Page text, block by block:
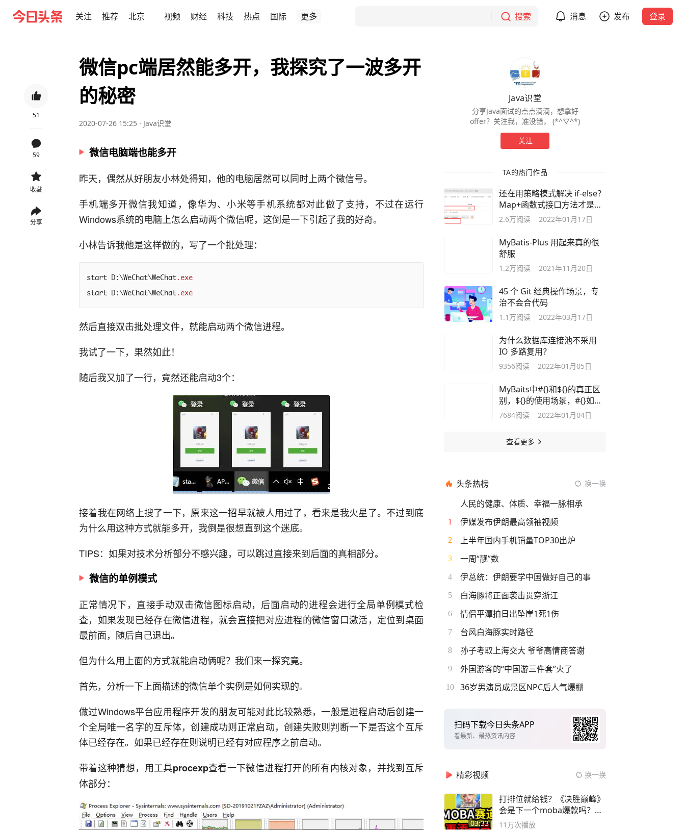
关注 推荐 北京 视频 财经 科技 热点 国际 更多 搜索 消息 发布 登录
51
59
收藏
分享
微信pc端居然能多开，我探究了一波多开
的秘密
2020-07-26 15:25 · Java识堂
微信电脑端也能多开
昨天，偶然从好朋友小林处得知，他的电脑居然可以同时上两个微信号。
手机端多开微信我知道，像华为、小米等手机系统都对此做了支持，不过在运行
Windows系统的电脑上怎么启动两个微信呢，这倒是一下引起了我的好奇。
小林告诉我他是这样做的，写了一个批处理：
start D:\WeChat\WeChat.exe
start D:\WeChat\WeChat.exe
然后直接双击批处理文件，就能启动两个微信进程。
我试了一下，果然如此！
随后我又加了一行，竟然还能启动3个：
接着我在网络上搜了一下，原来这一招早就被人用过了，看来是我火星了。不过到底
为什么用这种方式就能多开，我倒是很想直到这个迷底。
TIPS：如果对技术分析部分不感兴趣，可以跳过直接来到后面的真相部分。
微信的单例模式
正常情况下，直接手动双击微信图标启动，后面启动的进程会进行全局单例模式检
查，如果发现已经存在微信进程，就会直接把对应进程的微信窗口激活，定位到桌面
最前面，随后自己退出。
但为什么用上面的方式就能启动俩呢？我们来一探究竟。
首先，分析一下上面描述的微信单个实例是如何实现的。
做过Windows平台应用程序开发的朋友可能对此比较熟悉，一般是进程启动后创建一
个全局唯一名字的互斥体，创建成功则正常启动，创建失败则判断一下是否这个互斥
体已经存在。如果已经存在则说明已经有对应程序之前启动。
带着这种猜想，用工具procexp查看一下微信进程打开的所有内核对象，并找到互斥
体部分：
Java识堂
分享Java面试的点点滴滴，想拿好
offer？关注我，准没错， (*^▽^*)
关注
TA的热门作品
还在用策略模式解决 if-else？
Map+函数式接口方法才是
YYDS
2.6万阅读 2022年01月17日
MyBatis-Plus 用起来真的很
舒服
1.2万阅读 2021年11月20日
45 个 Git 经典操作场景，专
治不会合代码
1.1万阅读 2022年03月17日
为什么数据库连接池不采用
IO 多路复用？
9356阅读 2022年01月05日
MyBaits中#{}和${}的真正区
别，${}的使用场景，#{}如何
防止注入
7684阅读 2022年01月04日
查看更多
头条热榜 换一换
人民的健康、体质、幸福一脉相承
1 伊媒发布伊朗最高领袖视频
2 上半年国内手机销量TOP30出炉
3 一周“靓”数
4 伊总统：伊朗要学中国做好自己的事
5 白海豚将正面袭击贯穿浙江
6 情侣平潭拍日出坠崖1死1伤
7 台风白海豚实时路径
8 孙子考取上海交大 爷爷高情商答谢
9 外国游客的“中国游三件套”火了
10 36岁男演员成景区NPC后人气爆棚
扫码下载今日头条APP
看最新、最热资讯内容
精彩视频 换一换
03:33
打排位就给钱？《决胜巅峰》
会是下一个moba爆款吗？#
决胜巅峰
11万次播放